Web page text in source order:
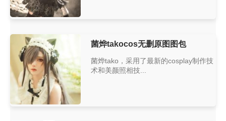
菌烨takocos无删原图图包
菌烨tako，采用了最新的cosplay制作技
术和美颜照相技...